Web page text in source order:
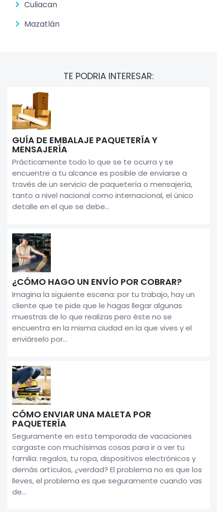
Culiacan
Mazatlán
TE PODRIA INTERESAR:
GUÍA DE EMBALAJE PAQUETERÍA Y
MENSAJERÍA
Prácticamente todo lo que se te ocurra y se
encuentre a tu alcance es posible de enviarse a
través de un servicio de paquetería o mensajería,
tanto a nivel nacional como internacional, el único
detalle en el que se debe...
¿CÓMO HAGO UN ENVÍO POR COBRAR?
Imagina la siguiente escena: por tu trabajo, hay un
cliente que te pide que le hagas llegar algunas
muestras de lo que realizas pero éste no se
encuentra en la misma ciudad en la que vives y el
enviárselo por...
CÓMO ENVIAR UNA MALETA POR
PAQUETERÍA
Seguramente en esta temporada de vacaciones
cargaste con muchísimas cosas para ir a ver tu
familia: regalos, tu ropa, dispositivos electrónicos y
demás artículos, ¿verdad? El problema no es que los
lleves, el problema es que seguramente cuando vas
de...